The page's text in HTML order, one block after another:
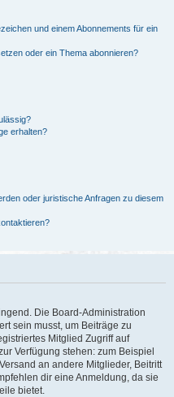
und einem Abonnements für ein
oder ein Thema abonnieren?
erhalten?
oder juristische Anfragen zu diesem
Die Board-Administration
sein musst, um Beiträge zu
Mitglied Zugriff auf
Verfügung stehen: zum Beispiel
an andere Mitglieder, Beitritt
dir eine Anmeldung, da sie
bietet.